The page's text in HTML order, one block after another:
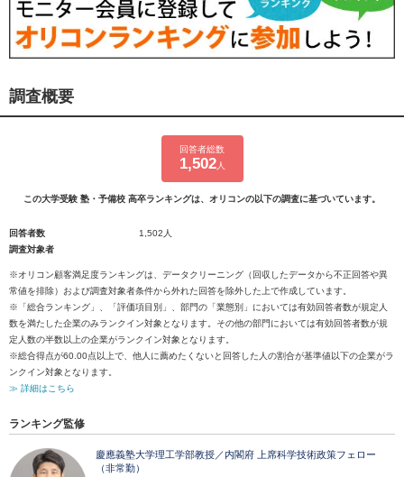
調査概要
回答者総数
1,502人
この大学受験 塾・予備校 高卒ランキングは、オリコンの以下の調査に基づいています。
回答者数
1,502人
調査対象者
※オリコン顧客満足度ランキングは、データクリーニング（回収したデータから不正回答や異
常値を排除）および調査対象者条件から外れた回答を除外した上で作成しています。
※「総合ランキング」、「評価項目別」、部門の「業態別」においては有効回答者数が規定人
数を満たした企業のみランクイン対象となります。その他の部門においては有効回答者数が規
定人数の半数以上の企業がランクイン対象となります。
※総合得点が60.00点以上で、他人に薦めたくないと回答した人の割合が基準値以下の企業がラ
ンクイン対象となります。
≫ 詳細はこちら
ランキング監修
慶應義塾大学理工学部教授／内閣府 上席科学技術政策フェロー
（非常勤）